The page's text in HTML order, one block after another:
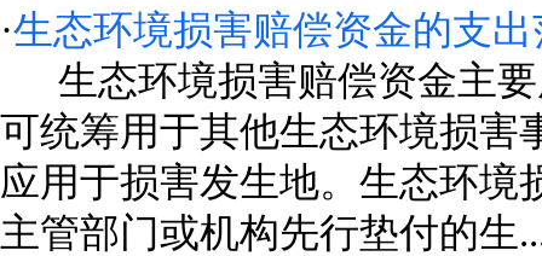
·生态环境损害赔偿资金的支
生态环境损害赔偿资金主要
可统筹用于其他生态环境损害
应用于损害发生地。生态环境
主管部门或机构先行垫付的生